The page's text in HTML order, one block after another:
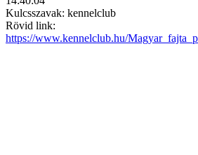
Kulcsszavak: kennelclub
Rövid link:
https://www.kennelclub.hu/